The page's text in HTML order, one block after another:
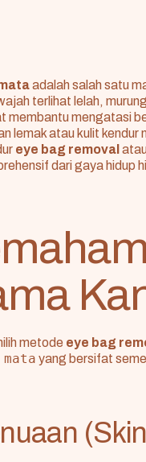
adalah salah satu
terlihat lelah,
membantu mengatasi
lemak atau kulit
eye bag removal
dari gaya hidup
metode eye bag
yang bersifat